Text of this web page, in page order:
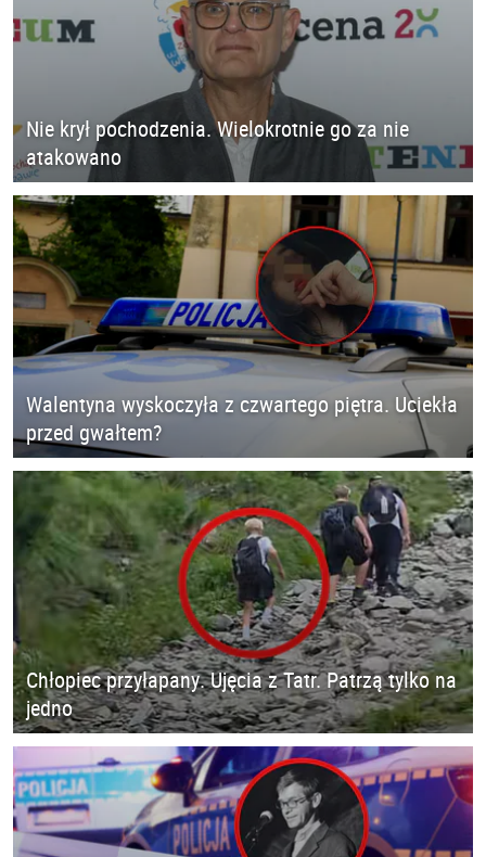
Nie krył pochodzenia. Wielokrotnie go za nie
atakowano
Walentyna wyskoczyła z czwartego piętra. Uciekła
przed gwałtem?
Chłopiec przyłapany. Ujęcia z Tatr. Patrzą tylko na
jedno